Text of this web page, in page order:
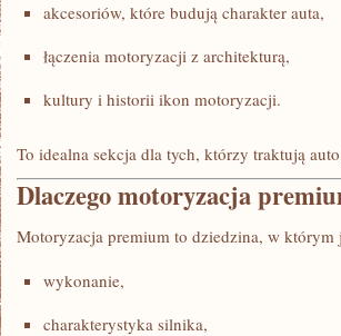
akcesoriów, które budują charakter auta,
łączenia motoryzacji z architekturą,
kultury i historii ikon motoryzacji.
To idealna sekcja dla tych, którzy traktują
Dlaczego motoryzacja
Motoryzacja premium to dziedzina, w którym
wykonanie,
charakterystyka silnika,